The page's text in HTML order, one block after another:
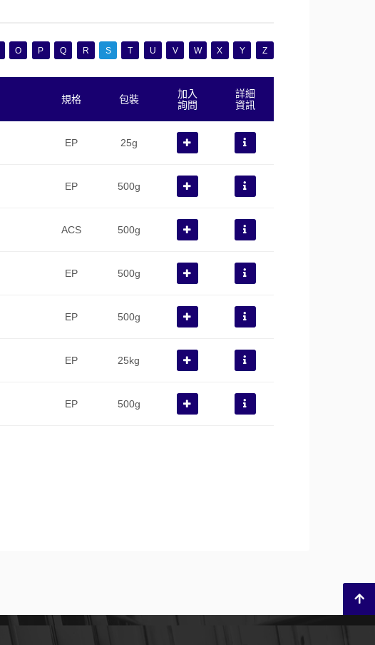
O P Q R S T U V W X Y Z
規格 包裝
加入
詢問
詳細
資訊
EP 25g
EP 500g
ACS 500g
EP 500g
EP 500g
EP 25kg
EP 500g